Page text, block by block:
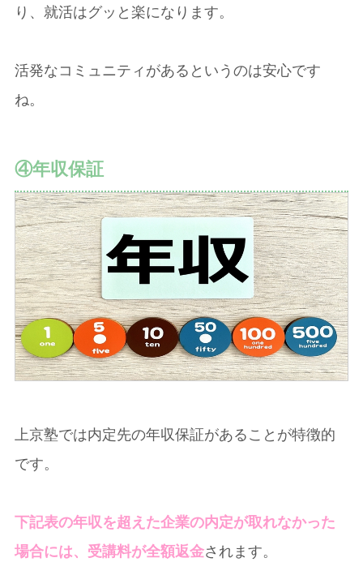
り、就活はグッと楽になります。
活発なコミュニティがあるというのは安心です
ね。
④年収保証
上京塾では内定先の年収保証があることが特徴的
です。
下記表の年収を超えた企業の内定が取れなかった
場合には、受講料が全額返金されます。